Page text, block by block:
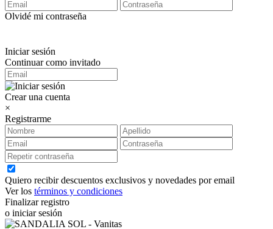
Olvidé mi contraseña
Iniciar sesión
Continuar como invitado
Crear una cuenta
×
Registrarme
Quiero recibir descuentos exclusivos y novedades por email
Ver los términos y condiciones
Finalizar registro
o iniciar sesión